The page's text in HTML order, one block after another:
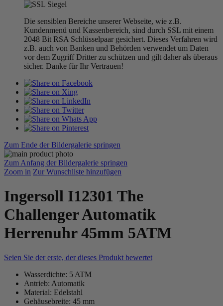
Die sensiblen Bereiche unserer Webseite, wie z.B.
Kundenmenü und Kassenbereich, sind durch SSL mit einem
2048 Bit RSA Schlüsselpaar gesichert. Dieses Verfahren wird
z.B. auch von Banken und Behörden verwendet um Daten
vor dem Zugriff Dritter zu schützen und gilt daher als überaus
sicher. Danke für Ihr Vertrauen!
Zum Ende der Bildergalerie springen
Zum Anfang der Bildergalerie springen
Zoom in Zur Wunschliste hinzufügen
Ingersoll I12301 The
Challenger Automatik
Herrenuhr 45mm 5ATM
Seien Sie der erste, der dieses Produkt bewertet
Wasserdichte: 5 ATM
Antrieb: Automatik
Material: Edelstahl
Gehäusebreite: 45 mm